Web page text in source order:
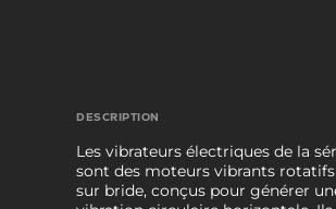
DESCRIPTION
Les vibrateurs électriques de la
sont des moteurs vibrants
sur bride, conçus pour générer